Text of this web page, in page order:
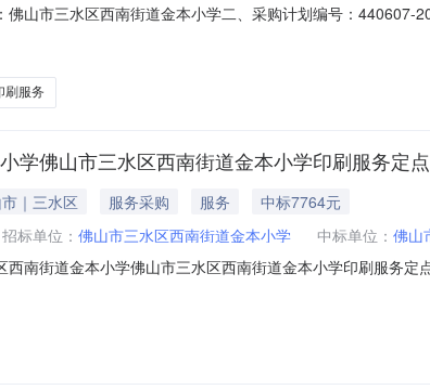
佛山市三水区西南街道金本小学二、采购计划编号：
刷服务
学佛山市三水区西南街道金本小学印刷服务定
｜三水区 服务采购 服务
中标7764元
招标单位： 佛山市三水区西南街道金本小学 中标单位： 佛山
西南街道金本小学佛山市三水区西南街道金本小学印刷服务
街道金本小学地址：广东省_佛山市_三水区西南街道金本